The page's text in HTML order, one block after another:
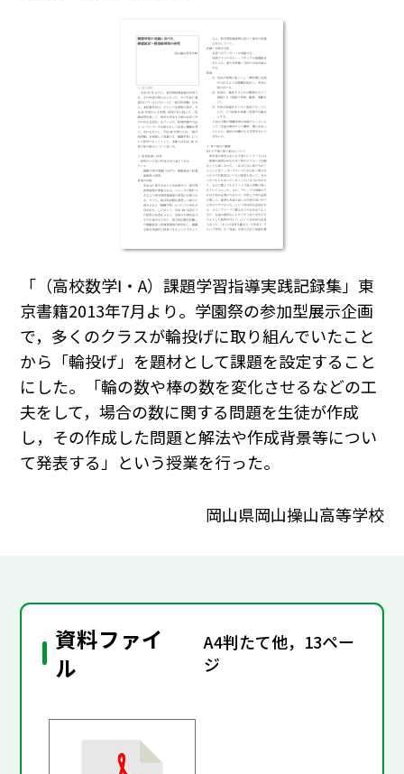
「（高校数学Ⅰ・A）課題学習指導実践記録集」東
京書籍2013年7月より。学園祭の参加型展示企画
で，多くのクラスが輪投げに取り組んでいたこと
から「輪投げ」を題材として課題を設定すること
にした。「輪の数や棒の数を変化させるなどの工
夫をして，場合の数に関する問題を生徒が作成
し，その作成した問題と解法や作成背景等につい
て発表する」という授業を行った。
岡山県岡山操山高等学校
資料ファイ
ル
A4判たて他，13ペー
ジ